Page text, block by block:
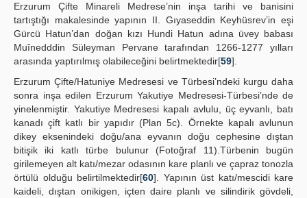
Erzurum Çifte Minareli Medrese’nin inşa tarihi ve banisini
tartıştığı makalesinde yapının II. Gıyaseddin Keyhüsrev’in eşi
Gürcü Hatun’dan doğan kızı Hundi Hatun adına üvey babası
Muînedddin Süleyman Pervane tarafından 1266-1277 yılları
arasında yaptırılmış olabileceğini belirtmektedir[59].
Erzurum Çifte/Hatuniye Medresesi ve Türbesi’ndeki kurgu daha
sonra inşa edilen Erzurum Yakutiye Medresesi-Türbesi’nde de
yinelenmiştir. Yakutiye Medresesi kapalı avlulu, üç eyvanlı, batı
kanadı çift katlı bir yapıdır (Plan 5c). Örnekte kapalı avlunun
dikey eksenindeki doğu/ana eyvanın doğu cephesine dıştan
bitişik iki katlı türbe bulunur (Fotoğraf 11).Türbenin bugün
girilemeyen alt katı/mezar odasının kare planlı ve çapraz tonozla
örtülü olduğu belirtilmektedir[60]. Yapının üst katı/mescidi kare
kaideli, dıştan onikigen, içten daire planlı ve silindirik gövdeli,